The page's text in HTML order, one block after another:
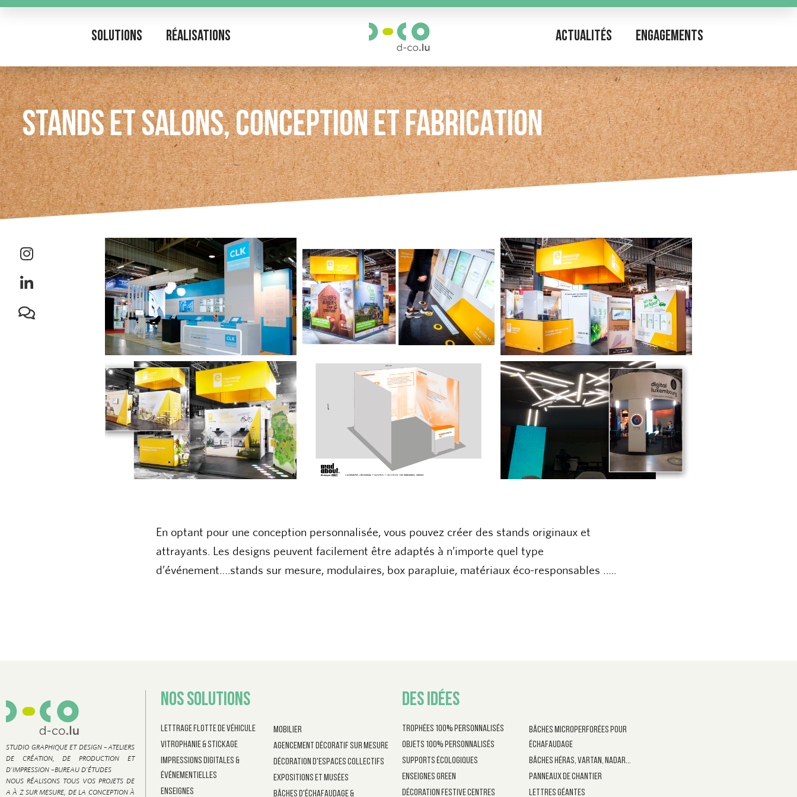
Solutions Réalisations Actualités Engagements
STANDS ET SALONS, CONCEPTION ET FABRICATION
En optant pour une conception personnalisée, vous pouvez créer des stands originaux et
attrayants. Les designs peuvent facilement être adaptés à n’importe quel type
d’événement….stands sur mesure, modulaires, box parapluie, matériaux éco-responsables …..
STUDIO GRAPHIQUE ET DESIGN – ATELIERS
DE CRÉATION, DE PRODUCTION ET
D’IMPRESSION – BUREAU D’ÉTUDES
NOUS RÉALISONS TOUS VOS PROJETS DE
A À Z SUR MESURE, DE LA CONCEPTION À
NOS SOLUTIONS
Lettrage Flotte de véhicule
Vitrophanie & Stickage
Impressions digitales &
événementielles
Enseignes
Mobilier
Agencement décoratif sur mesure
Décoration d'espaces collectifs
Expositions et musées
Bâches d'échafaudage &
DES IDÉES
Trophées 100% personnalisés
Objets 100% personnalisés
Supports écologiques
Enseignes Green
Décoration festive centres
Bâches microperforées pour
échafaudage
Bâches héras, Vartan, Nadar...
Panneaux de chantier
Lettres géantes